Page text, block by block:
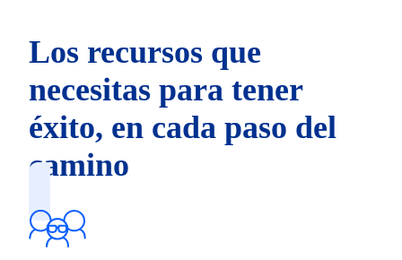
Los recursos que
necesitas para tener
éxito, en cada paso del
camino